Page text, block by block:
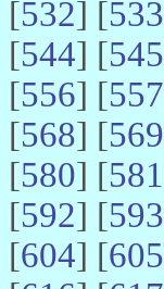
[532] [533
[544] [545
[556] [557
[568] [569
[580] [581
[592] [593
[604] [605